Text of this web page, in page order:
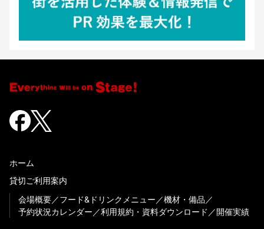
ホーム
貸切ご利用案内
会場概要
フード&ドリンクメニュー
機材・備品
予約状況カレンダー
利用規約・資料ダウンロード 開催実績